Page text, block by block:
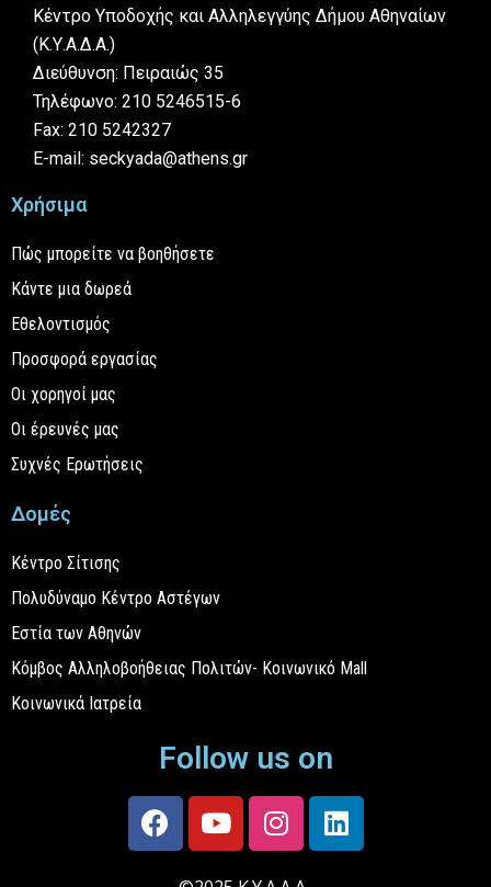
Κέντρο Υποδοχής και Αλληλεγγύης Δήμου Αθηναίων
(Κ.Υ.Α.Δ.Α.)
Διεύθυνση: Πειραιώς 35
Τηλέφωνο: 210 5246515-6
Fax: 210 5242327
E-mail: seckyada@athens.gr
Χρήσιμα
Πώς μπορείτε να βοηθήσετε
Κάντε μια δωρεά
Εθελοντισμός
Προσφορά εργασίας
Οι χορηγοί μας
Οι έρευνές μας
Συχνές Ερωτήσεις
Δομές
Κέντρο Σίτισης
Πολυδύναμο Κέντρο Αστέγων
Εστία των Αθηνών
Κόμβος Αλληλοβοήθειας Πολιτών- Κοινωνικό Mall
Κοινωνικά Ιατρεία
Follow us on